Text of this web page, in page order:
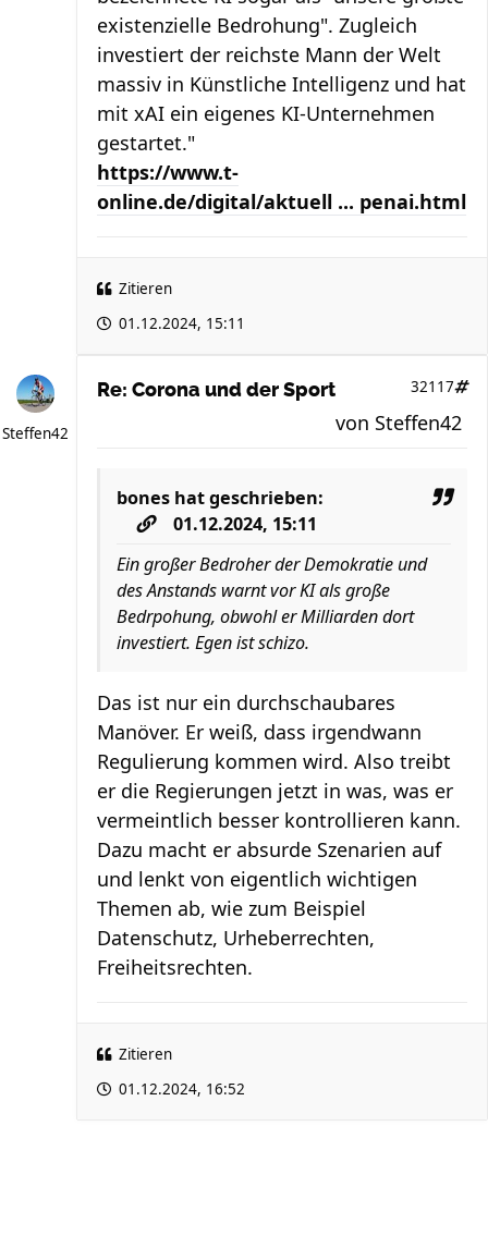
existenzielle Bedrohung". Zugleich
investiert der reichste Mann der Welt
massiv in Künstliche Intelligenz und hat
mit xAI ein eigenes KI-Unternehmen
gestartet."
https://www.t-
online.de/digital/aktuell ... penai.html
Zitieren
01.12.2024, 15:11
Steffen42
Re: Corona und der Sport 32117
von Steffen42
bones hat geschrieben:
01.12.2024, 15:11
Ein großer Bedroher der Demokratie und
des Anstands warnt vor KI als große
Bedrpohung, obwohl er Milliarden dort
investiert. Egen ist schizo.
Das ist nur ein durchschaubares
Manöver. Er weiß, dass irgendwann
Regulierung kommen wird. Also treibt
er die Regierungen jetzt in was, was er
vermeintlich besser kontrollieren kann.
Dazu macht er absurde Szenarien auf
und lenkt von eigentlich wichtigen
Themen ab, wie zum Beispiel
Datenschutz, Urheberrechten,
Freiheitsrechten.
Zitieren
01.12.2024, 16:52